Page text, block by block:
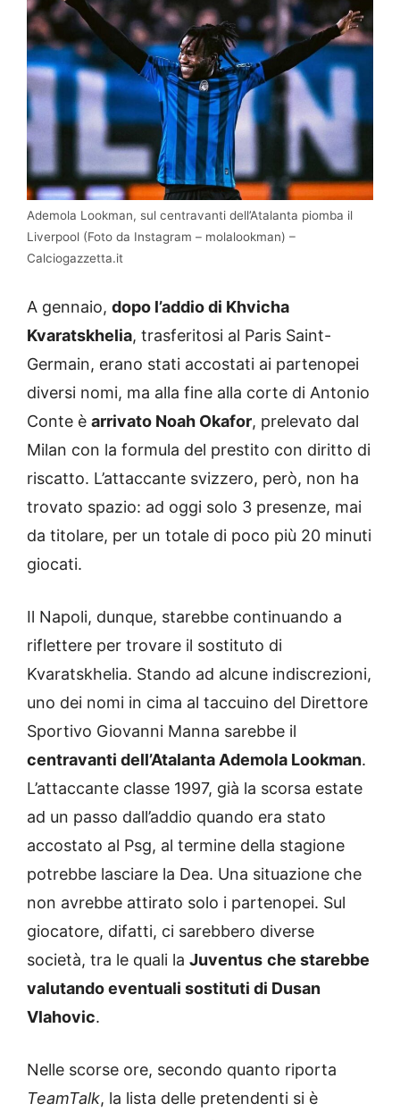
Ademola Lookman, sul centravanti dell’Atalanta piomba il
Liverpool (Foto da Instagram – molalookman) –
Calciogazzetta.it
A gennaio, dopo l’addio di Khvicha
Kvaratskhelia, trasferitosi al Paris Saint-
Germain, erano stati accostati ai partenopei
diversi nomi, ma alla fine alla corte di Antonio
Conte è arrivato Noah Okafor, prelevato dal
Milan con la formula del prestito con diritto di
riscatto. L’attaccante svizzero, però, non ha
trovato spazio: ad oggi solo 3 presenze, mai
da titolare, per un totale di poco più 20 minuti
giocati.
Il Napoli, dunque, starebbe continuando a
riflettere per trovare il sostituto di
Kvaratskhelia. Stando ad alcune indiscrezioni,
uno dei nomi in cima al taccuino del Direttore
Sportivo Giovanni Manna sarebbe il
centravanti dell’Atalanta Ademola Lookman.
L’attaccante classe 1997, già la scorsa estate
ad un passo dall’addio quando era stato
accostato al Psg, al termine della stagione
potrebbe lasciare la Dea. Una situazione che
non avrebbe attirato solo i partenopei. Sul
giocatore, difatti, ci sarebbero diverse
società, tra le quali la Juventus che starebbe
valutando eventuali sostituti di Dusan
Vlahovic.
Nelle scorse ore, secondo quanto riporta
TeamTalk, la lista delle pretendenti si è